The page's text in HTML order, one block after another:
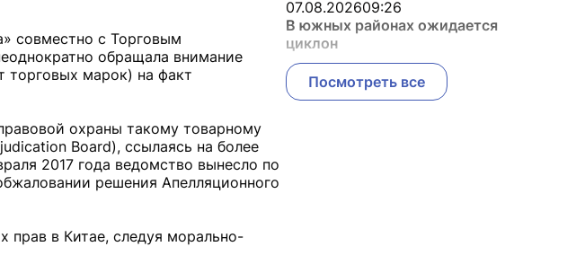
совместно с Торговым
обращала внимание
торговых марок) на факт
охраны такому товарному
Board), ссылаясь на более
2017 года ведомство вынесло по
решения Апелляционного
прав в Китае, следуя морально-
07.08.202609:26
В южных районах ожидается
циклон
Посмотреть все